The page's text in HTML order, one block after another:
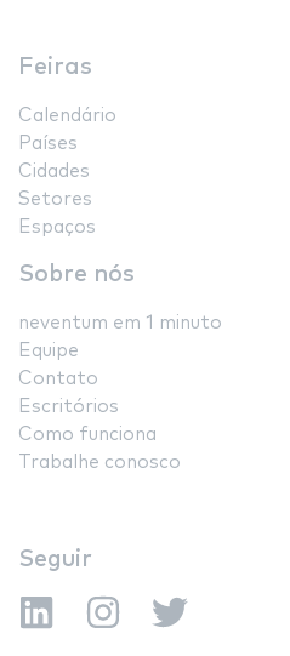
Feiras
Calendário
Países
Cidades
Setores
Espaços
Sobre nós
neventum em 1 minuto
Equipe
Contato
Escritórios
Como funciona
Trabalhe conosco
Seguir